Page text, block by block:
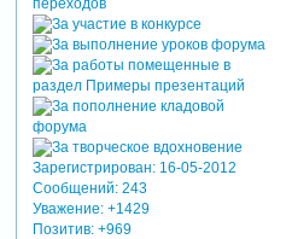
Зарегистрирован: 16-05-2012
Сообщений:243
Уважение: +1429
Позитив: +969